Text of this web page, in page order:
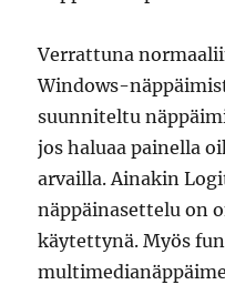
Verrattuna
Windows-
suunniteltu
jos haluaa painella
arvailla. Ainakin
näppäinasettelu on
käytettynä. Myös